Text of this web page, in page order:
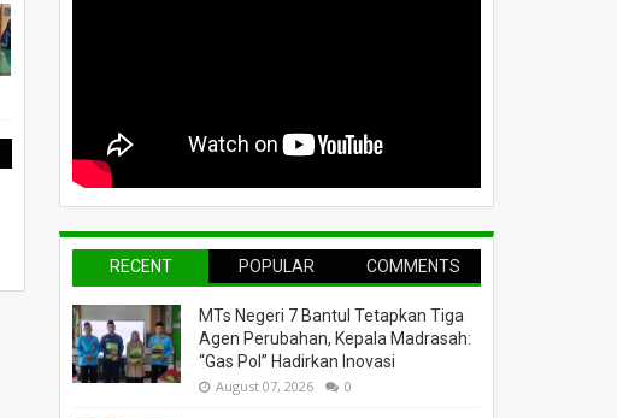
RECENT POPULAR COMMENTS
MTs Negeri 7 Bantul Tetapkan Tiga
Agen Perubahan, Kepala Madrasah:
“Gas Pol” Hadirkan Inovasi
August 07, 2026 0